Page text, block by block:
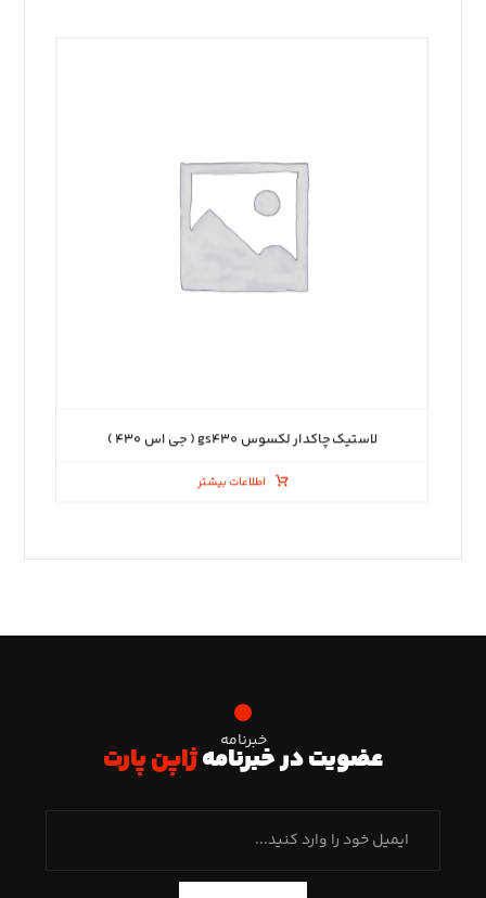
لاستیک چاکدار لکسوس gs۴۳۰ ( جی اس ۴۳۰ )
اطلاعات بیشتر
خبرنامه
عضویت در خبرنامهژاپن پارت